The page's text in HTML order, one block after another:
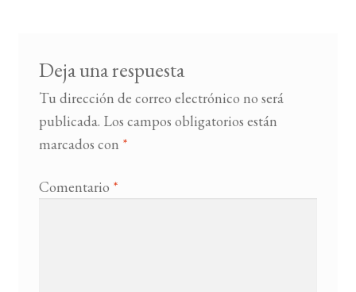
LISTA DE LIBROS
Deja una respuesta
Tu dirección de correo electrónico no será
publicada. Los campos obligatorios están
marcados con *
Comentario *